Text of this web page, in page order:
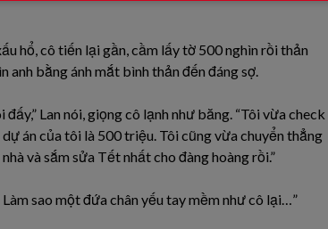
hổ, cô tiến lại gần, cầm lấy tờ 500 nghìn rồi thản
anh bằng ánh mắt bình thản đến đáng sợ.
Lan nói, giọng cô lạnh như băng. “Tôi vừa check
án của tôi là 500 triệu. Tôi cũng vừa chuyển thẳng
và sắm sửa Tết nhất cho đàng hoàng rồi.”
sao một đứa chân yếu tay mềm như cô lại…”